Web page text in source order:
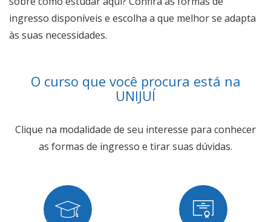
ingresso disponíveis e escolha a que melhor se adapta
às suas necessidades.
O curso que você procura está na
UNIJUÍ
Clique na modalidade de seu interesse para conhecer
as formas de ingresso e tirar suas dúvidas.